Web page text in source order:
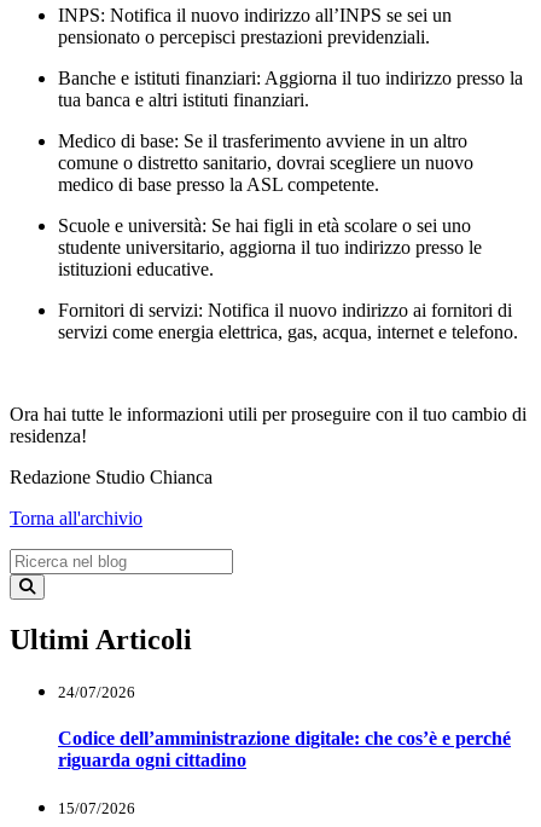
INPS: Notifica il nuovo indirizzo all’INPS se sei un
pensionato o percepisci prestazioni previdenziali.
Banche e istituti finanziari: Aggiorna il tuo indirizzo presso la
tua banca e altri istituti finanziari.
Medico di base: Se il trasferimento avviene in un altro
comune o distretto sanitario, dovrai scegliere un nuovo
medico di base presso la ASL competente.
Scuole e università: Se hai figli in età scolare o sei uno
studente universitario, aggiorna il tuo indirizzo presso le
istituzioni educative.
Fornitori di servizi: Notifica il nuovo indirizzo ai fornitori di
servizi come energia elettrica, gas, acqua, internet e telefono.
Ora hai tutte le informazioni utili per proseguire con il tuo cambio di
residenza!
Redazione Studio Chianca
Torna all'archivio
Ultimi Articoli
24/07/2026
Codice dell’amministrazione digitale: che cos’è e perché
riguarda ogni cittadino
15/07/2026